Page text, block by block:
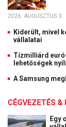
2026. AUGUSZTUS 3.
Kiderült, mivel
vállalatai
Tízmilliárd
lehetőségek
A Samsung
CÉGVEZETÉS &
Egy